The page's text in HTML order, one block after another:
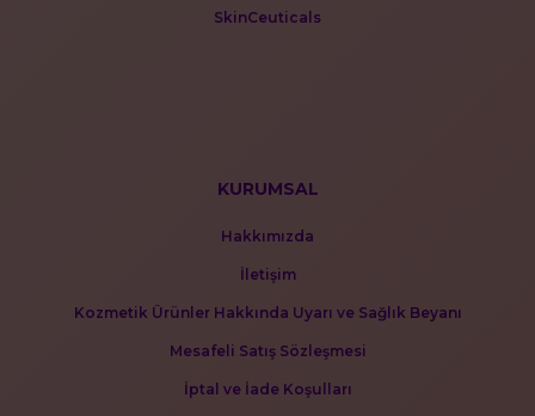
SkinCeuticals
KURUMSAL
Hakkımızda
İletişim
Kozmetik Ürünler Hakkında Uyarı ve Sağlık Beyanı
Mesafeli Satış Sözleşmesi
İptal ve İade Koşulları